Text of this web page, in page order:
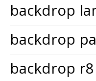
backdrop
backdrop
backdrop r8